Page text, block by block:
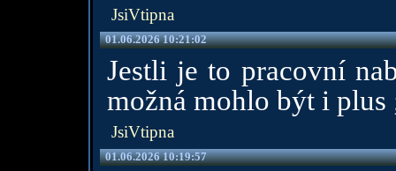
JsiVtipna
01.06.2026 10:21:02
Jestli je to pracovní
možná mohlo být i
JsiVtipna
01.06.2026 10:19:57